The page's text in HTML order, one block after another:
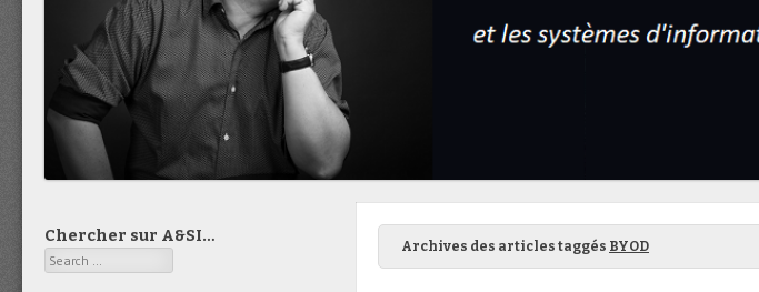
Archives des articles taggés BYOD
Chercher sur A&SI…
Search